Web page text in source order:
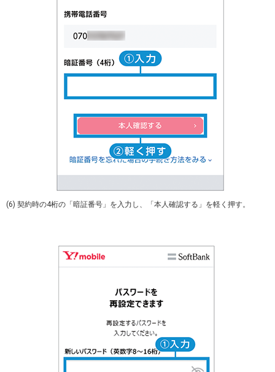
(6) 契約時の4桁の「暗証番号」を入力し、「本人確認する」を軽く押す。